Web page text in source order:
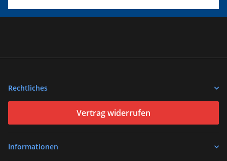
Rechtliches
Vertrag widerrufen
Informationen